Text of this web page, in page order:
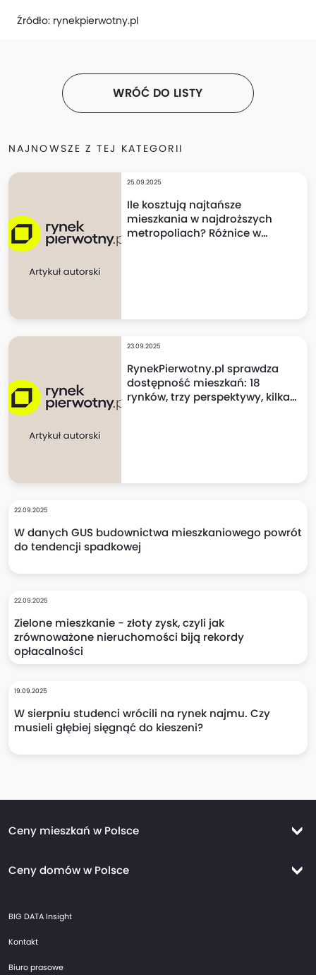
Źródło: rynekpierwotny.pl
WRÓĆ DO LISTY
NAJNOWSZE Z TEJ KATEGORII
25.09.2025
Ile kosztują najtańsze
mieszkania w najdroższych
metropoliach? Różnice w
23.09.2025
RynekPierwotny.pl sprawdza
dostępność mieszkań: 18
rynków, trzy perspektywy, kilka
22.09.2025
W danych GUS budownictwa mieszkaniowego powrót
do tendencji spadkowej
22.09.2025
Zielone mieszkanie - złoty zysk, czyli jak
zrównoważone nieruchomości biją rekordy
opłacalności
19.09.2025
W sierpniu studenci wrócili na rynek najmu. Czy
musieli głębiej sięgnąć do kieszeni?
Ceny mieszkań w Polsce
Ceny mieszkań Kraków
Ceny domów w Polsce
Ceny domów Kraków
Ceny domów Wrocław
Ceny domów Trójmiasto
BIG DATA Insight
Kontakt
Biuro prasowe